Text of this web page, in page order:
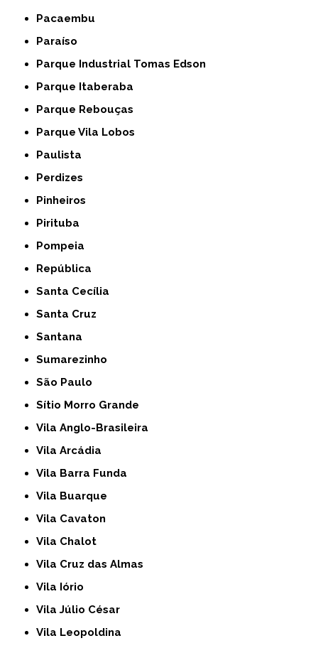
Pacaembu
Paraíso
Parque Industrial Tomas Edson
Parque Itaberaba
Parque Rebouças
Parque Vila Lobos
Paulista
Perdizes
Pinheiros
Pirituba
Pompeia
República
Santa Cecília
Santa Cruz
Santana
Sumarezinho
São Paulo
Sítio Morro Grande
Vila Anglo-Brasileira
Vila Arcádia
Vila Barra Funda
Vila Buarque
Vila Cavaton
Vila Chalot
Vila Cruz das Almas
Vila Iório
Vila Júlio César
Vila Leopoldina